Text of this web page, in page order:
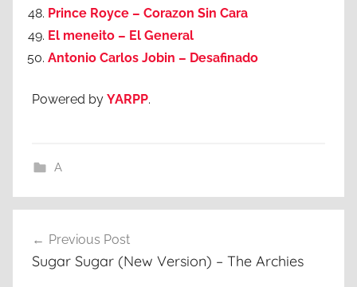
Prince Royce – Corazon Sin Cara
El meneito – El General
Antonio Carlos Jobin – Desafinado
Powered by YARPP.
A
navigation
Previous Post
Sugar Sugar (New Version) – The Archies